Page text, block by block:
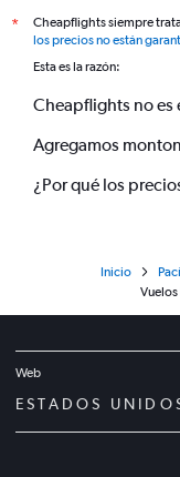
*
Cheapflights siempre
los precios no están
Esta es la razón:
Cheapflights no es
Agregamos
¿Por qué los
Inicio
Web
ESTADOS